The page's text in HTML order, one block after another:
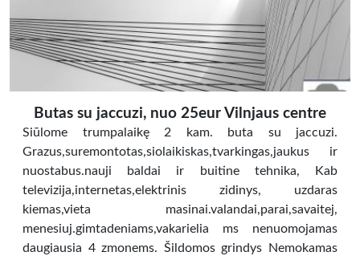
Butas su jaccuzi, nuo 25eur Vilnjaus centre
Siūlome trumpalaikę 2 kam. buta su jaccuzi.
Grazus,suremontotas,siolaikiskas,tvarkingas,jaukus ir
nuostabus.nauji baldai ir buitine tehnika, Kab
televizija,internetas,elektrinis zidinys, uzdaras
kiemas,vieta masinai.valandai,parai,savaitej,
menesiuj.gimtadeniams,vakarielia ms nenuomojamas
daugiausia 4 zmonems. Šildomos grindys Nemokamas